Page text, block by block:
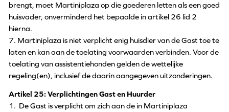
brengt, moet Martiniplaza op die goederen letten als een goed
huisvader, onverminderd het bepaalde in artikel 26 lid 2
hierna.
7. Martiniplaza is niet verplicht enig huisdier van de Gast toe te
laten en kan aan de toelating voorwaarden verbinden. Voor de
toelating van assistentiehonden gelden de wettelijke
regeling(en), inclusief de daarin aangegeven uitzonderingen.
Artikel 25: Verplichtingen Gast en Huurder
1. De Gast is verplicht om zich aan de in Martiniplaza